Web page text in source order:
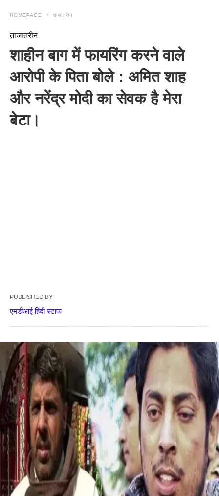
HOMEPAGE ताजातरीन
ताजातरीन
शाहीन बाग में फायरिंग करने वाले
आरोपी के पिता बोले : अमित शाह
और नरेंद्र मोदी का सेवक है मेरा
बेटा।
PUBLISHED BY
एमडीआई हिंदी स्टाफ